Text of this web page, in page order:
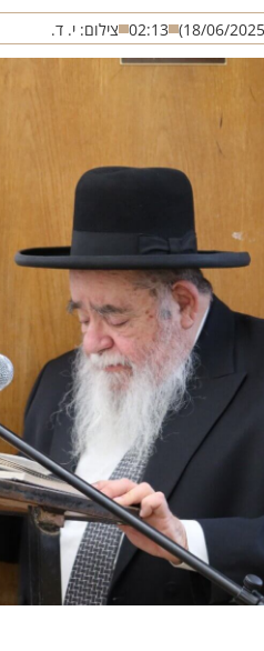
02:13 צילום: י. ד.